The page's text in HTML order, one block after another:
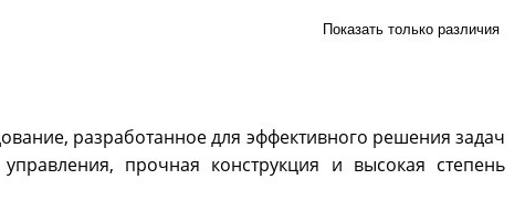
Показать только различия
разработанное для эффективного решения задач
прочная конструкция и высокая степень